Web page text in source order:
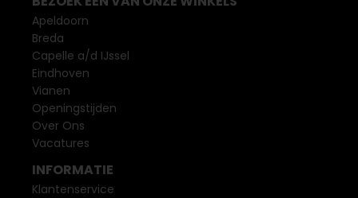
Apeldoorn
Breda
Capelle a/d IJssel
Eindhoven
Vianen
Openingstijden
Over Ons
Vacatures
INFORMATIE
Klantenservice